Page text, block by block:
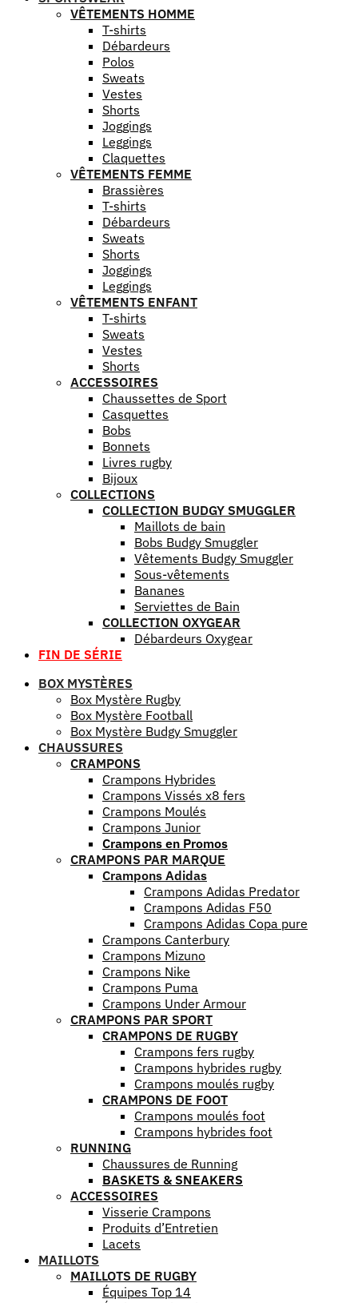
VÊTEMENTS HOMME
T-shirts
Débardeurs
Polos
Sweats
Vestes
Shorts
Joggings
Leggings
Claquettes
VÊTEMENTS FEMME
Brassières
T-shirts
Débardeurs
Sweats
Shorts
Joggings
Leggings
VÊTEMENTS ENFANT
T-shirts
Sweats
Vestes
Shorts
ACCESSOIRES
Chaussettes de Sport
Casquettes
Bobs
Bonnets
Livres rugby
Bijoux
COLLECTIONS
COLLECTION BUDGY SMUGGLER
Maillots de bain
Bobs Budgy Smuggler
Vêtements Budgy Smuggler
Sous-vêtements
Bananes
Serviettes de Bain
COLLECTION OXYGEAR
Débardeurs Oxygear
FIN DE SÉRIE
BOX MYSTÈRES
Box Mystère Rugby
Box Mystère Football
Box Mystère Budgy Smuggler
CHAUSSURES
CRAMPONS
Crampons Hybrides
Crampons Vissés x8 fers
Crampons Moulés
Crampons Junior
Crampons en Promos
CRAMPONS PAR MARQUE
Crampons Adidas
Crampons Adidas Predator
Crampons Adidas F50
Crampons Adidas Copa pure
Crampons Canterbury
Crampons Mizuno
Crampons Nike
Crampons Puma
Crampons Under Armour
CRAMPONS PAR SPORT
CRAMPONS DE RUGBY
Crampons fers rugby
Crampons hybrides rugby
Crampons moulés rugby
CRAMPONS DE FOOT
Crampons moulés foot
Crampons hybrides foot
RUNNING
Chaussures de Running
BASKETS & SNEAKERS
ACCESSOIRES
Visserie Crampons
Produits d’Entretien
Lacets
MAILLOTS
MAILLOTS DE RUGBY
Équipes Top 14